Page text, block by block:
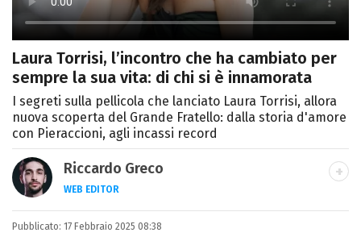
Laura Torrisi, l’incontro che ha cambiato per
sempre la sua vita: di chi si è innamorata
I segreti sulla pellicola che lanciato Laura Torrisi, allora
nuova scoperta del Grande Fratello: dalla storia d'amore
con Pieraccioni, agli incassi record
Riccardo Greco
WEB EDITOR
LINKEDIN
Si avvicina all'editoria studiando all'IED
Pubblicato: 17 Febbraio 2025 08:38